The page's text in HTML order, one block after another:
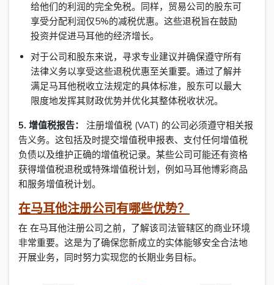
给他们的利润的完全免税。同样，贸易公司的股东可
享受分配利润仅5%的减税优惠。这些退税旨在鼓励
投资并促进马耳他的经济增长。
对于公司和股东来说，寻求专业建议并确保遵守所有
法律义务以享受这些退税优惠至关重要。通过了解并
满足马耳他税收立法规定的具体标准，股东可以最大
限度地发挥其财政优势并优化其整体税收状况。
5. 增值税报告： 注册增值税 (VAT) 的公司必须遵守相关报
告义务。这包括及时提交增值税申报表、支付任何增值税
负债以及维护正确的增值税记录。某些公司可能还有资格
获得增值税退税或特殊增值税计划，例如马耳他博彩商品
和服务增值税计划。
在马耳他注册公司有哪些优势？
在 在马耳他注册公司之前，了解该司法管辖区的商业环境
非常重要。这是为了确保您新成立的实体能够安全合法地
开展业务，同时努力实现您的长期业务目标。